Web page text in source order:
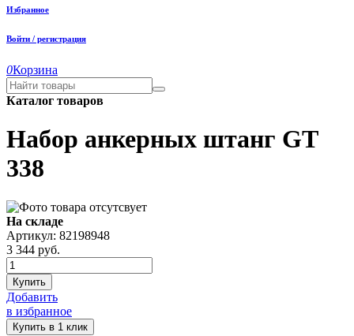
Избранное
Войти / регистрация
0Корзина
Каталог товаров
Набор анкерных штанг GT
338
На складе
Артикул: 82198948
3 344 руб.
Купить
Добавить
в избранное